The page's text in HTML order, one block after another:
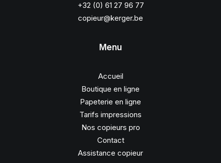
+32 (0) 61 27 96 77
copieur@kerger.be
Menu
Accueil
Boutique en ligne
Papeterie en ligne
Tarifs impressions
Nos copieurs pro
Contact
Assistance copieur